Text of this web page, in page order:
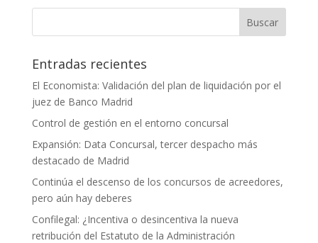
Entradas recientes
El Economista: Validación del plan de liquidación por el
juez de Banco Madrid
Control de gestión en el entorno concursal
Expansión: Data Concursal, tercer despacho más
destacado de Madrid
Continúa el descenso de los concursos de acreedores,
pero aún hay deberes
Confilegal: ¿Incentiva o desincentiva la nueva
retribución del Estatuto de la Administración